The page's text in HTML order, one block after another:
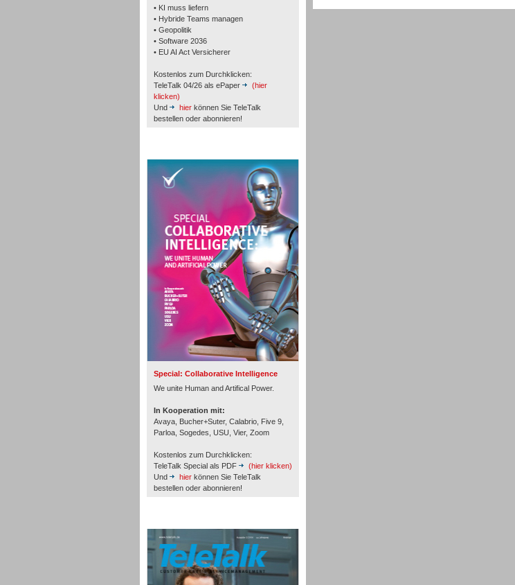
• KI muss liefern
• Hybride Teams managen
• Geopolitik
• Software 2036
• EU AI Act Versicherer
Kostenlos zum Durchklicken:
TeleTalk 04/26 als ePaper
(hier
klicken)
Und
hier können Sie TeleTalk
bestellen oder abonnieren!
Special: Collaborative Intelligence
We unite Human and Artifical Power.
In Kooperation mit:
Avaya, Bucher+Suter, Calabrio, Five 9,
Parloa, Sogedes, USU, Vier, Zoom
Kostenlos zum Durchklicken:
TeleTalk Special als PDF
(hier klicken)
Und
hier können Sie TeleTalk
bestellen oder abonnieren!
Workforce-Management
Personal
Inbound